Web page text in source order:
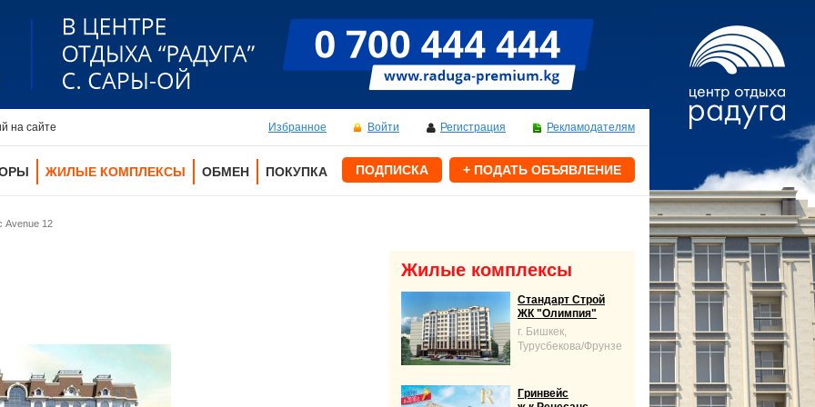
на сайте Избранное Войти Регистрация Рекламодателям
ЖИЛЫЕ КОМПЛЕКСЫ ОБМЕН ПОКУПКА ПОДПИСКА + ПОДАТЬ ОБЪЯВЛЕНИЕ
Аvenue 12
Жилые комплексы
Стандарт Строй
ЖК "Олимпия"
г. Бишкек,
Турусбекова/Фрунзе
Гринвейс